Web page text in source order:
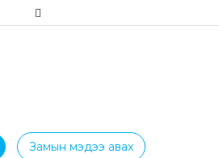
Замын мэдээ авах